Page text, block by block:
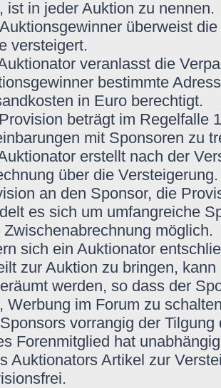
ist in jeder Auktion zu nennen.
überweist
versteigert.
veranlasst die
bestimmte
in Euro berechtigt.
beträgt im Regelfalle
mit Sponsoren zu
erstellt nach der
über die
an den Sponsor, die
es sich um umfangreiche
Zwischenabrechnung möglich.
sich ein Auktionator
zur Auktion zu bringen,
werden, so dass der
Werbung im Forum zu
vorrangig der Tilgung
Forenmitglied hat
Auktionators Artikel zur